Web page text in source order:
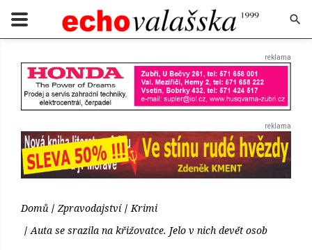
Domů Zpravodajství
Krimi
Auta se srazila na křižovatce. Jelo v nich devět osob